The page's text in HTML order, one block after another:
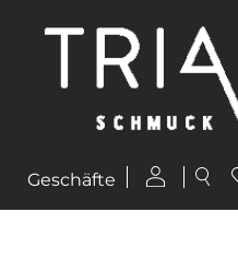
Geschäfte